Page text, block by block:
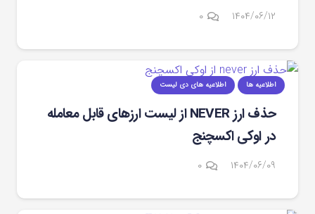
۱۴۰۴/۰۶/۱۲ ۰
اطلاعیه ها اطلاعیه های دی لیست
حذف ارز NEVER از لیست ارزهای قابل معامله
در اوکی اکسچنج
۱۴۰۴/۰۶/۰۹ ۰